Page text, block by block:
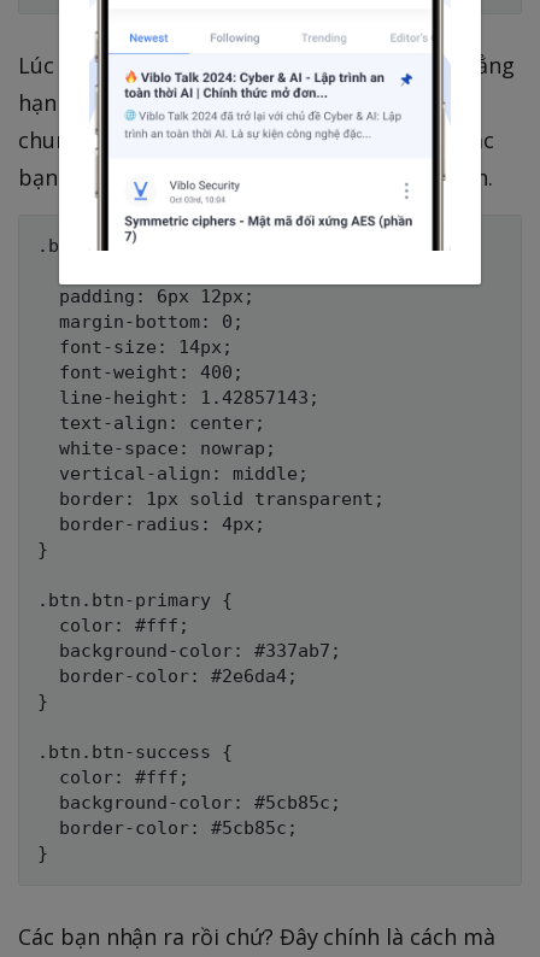
Lúc này, chúng ta nên dùng 1 class chung chẳng
hạn như
.btnđể định nghĩa các thuộc tính
chung. Còn đối với các thuộc tính riêng thì các
bạn cứ việc định nghĩa riêng cho từng button.
.btn {
  padding: 6px 12px;
  margin-bottom: 0;
  font-size: 14px;
  font-weight: 400;
  line-height: 1.42857143;
  text-align: center;
  white-space: nowrap;
  vertical-align: middle;
  border: 1px solid transparent;
  border-radius: 4px;
}
.btn.btn-primary {
  color: #fff;
  background-color: #337ab7;
  border-color: #2e6da4;
}
.btn.btn-success {
  color: #fff;
  background-color: #5cb85c;
  border-color: #5cb85c;
Các bạn nhận ra rồi chứ? Đây chính là cách mà